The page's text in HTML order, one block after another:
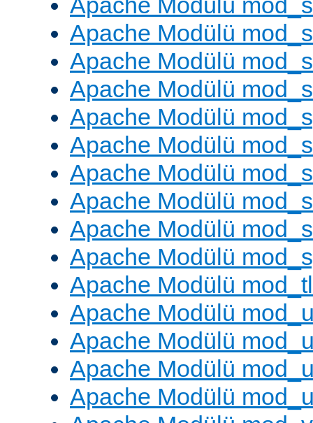
Apache Modülü
Apache Modülü
Apache Modülü
Apache Modülü
Apache Modülü
Apache Modülü
Apache Modülü
Apache Modülü
Apache Modülü
Apache Modülü
Apache Modülü
Apache Modülü
Apache Modülü
Apache Modülü